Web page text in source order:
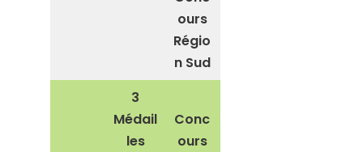
ours
Régio
n Sud
3
Médail
les
Conc
ours